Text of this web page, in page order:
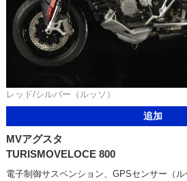
レッド/シルバー（ルッソ）
追加
MVアグスタ
TURISMOVELOCE 800
電子制御サスペンション、GPSセンサー（